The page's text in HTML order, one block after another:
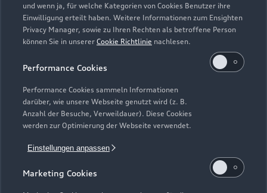
und wenn ja, für welche Kategorien von Cookies Benutzer ihre
Einwilligung erteilt haben. Weitere Informationen zum Ensighten
Privacy Manager, sowie zu Ihren Rechten als betroffene Person
können Sie in unserer Cookie Richtlinie nachlesen.
Performance Cookies
Performance Cookies sammeln Informationen
darüber, wie unsere Webseite genutzt wird (z. B.
Anzahl der Besuche, Verweildauer). Diese Cookies
werden zur Optimierung der Webseite verwendet.
Einstellungen anpassen
Marketing Cookies
Modelle
Elektromodelle
Plug-in-Hybride
Neuwagensuche
Gebrauchtwagensuche
Service & Zubehör
Saisonale Angebote
Audi Services
Garantie
Support
Über Audi